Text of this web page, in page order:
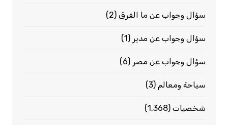
سؤال وجواب عن ما الفرق(2)
سؤال وجواب عن مدير (1)
سؤال وجواب عن مصر (6)
سياحة ومعالم (3)
شخصيات(1٬368)